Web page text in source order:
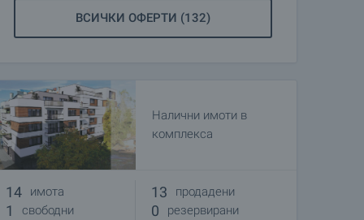
ВСИЧКИ ОФЕРТИ (132)
Налични имоти в
комплекса
14 имота
1 свободни
13 продадени
0 резервирани